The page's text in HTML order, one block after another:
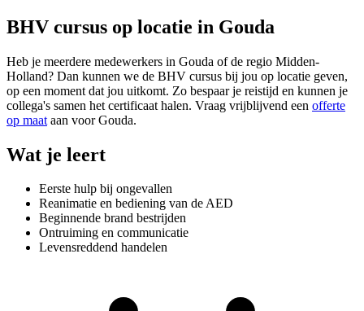
BHV cursus op locatie in Gouda
Heb je meerdere medewerkers in Gouda of de regio Midden-
Holland? Dan kunnen we de BHV cursus bij jou op locatie geven,
op een moment dat jou uitkomt. Zo bespaar je reistijd en kunnen je
collega's samen het certificaat halen. Vraag vrijblijvend een offerte
op maat aan voor Gouda.
Wat je leert
Eerste hulp bij ongevallen
Reanimatie en bediening van de AED
Beginnende brand bestrijden
Ontruiming en communicatie
Levensreddend handelen